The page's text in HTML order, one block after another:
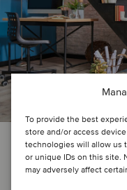
To provide the best
store and/or access
technologies will allow us
or unique IDs on this site.
may adversely affect
NEWS SULLE OPERAZIONI
9 aprile 2025